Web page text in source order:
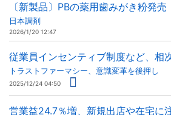
〔新製品〕PBの薬用歯みがき粉発売
日本調剤
2026/1/20 12:47
従業員インセンティブ制度など、相
トラストファーマシー、意識変革を後押し
2025/12/24 04:50
営業益24.7％増、新規出店や在宅に